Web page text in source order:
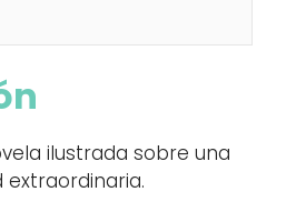
ilustrada sobre una